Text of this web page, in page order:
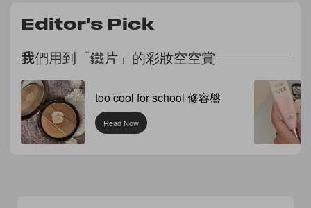
Editor's Pick
我們用到「鐵片」的彩妝空空賞
too cool for school 修容盤
Read Now